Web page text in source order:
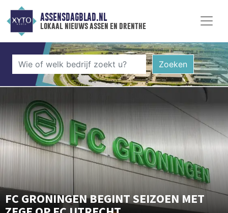
ASSENSDAGBLAD.NL
lokaal nieuws assen en drenthe
Zoeken
FC GRONINGEN BEGINT SEIZOEN MET